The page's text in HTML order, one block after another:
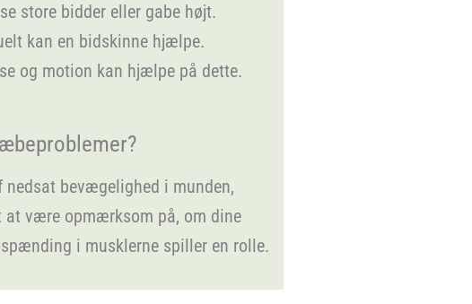
store bidder eller gabe højt.
kan en bidskinne hjælpe.
og motion kan hjælpe på dette.
bevægelighed i munden,
at være opmærksom på, om dine
i musklerne spiller en rolle.